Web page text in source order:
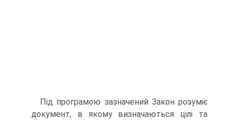
Під програмою зазначений Закон розуміє
документ, в якому визначаються цілі та